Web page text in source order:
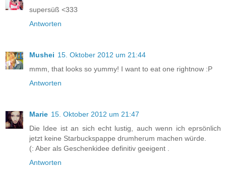
supersüß <333
Antworten
Mushei 15. Oktober 2012 um 21:44
mmm, that looks so yummy! I want to eat one rightnow :P
Antworten
Marie 15. Oktober 2012 um 21:47
Die Idee ist an sich echt lustig, auch wenn ich eprsönlich
jetzt keine Starbuckspappe drumherum machen würde.
(: Aber als Geschenkidee definitiv geeigent .
Antworten